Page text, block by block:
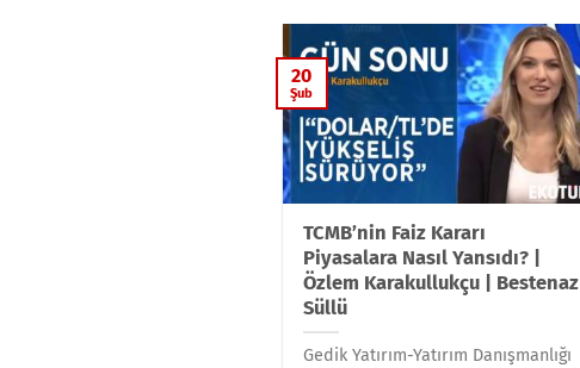
TCMB’nin Faiz Kararı
Piyasalara Nasıl Yansıdı? |
Özlem Karakullukçu | Bestenaz
Süllü
Gedik Yatırım-Yatırım Danışmanlığı
20
Şub